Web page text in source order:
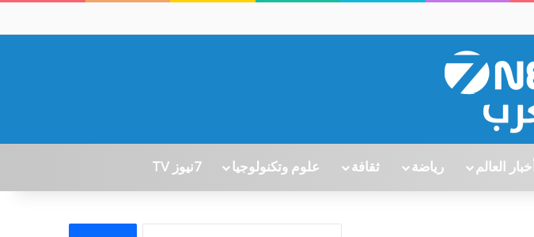
أخبار العالم رياضة ثقافة علوم وتكنولوجيا 7نيوز TV